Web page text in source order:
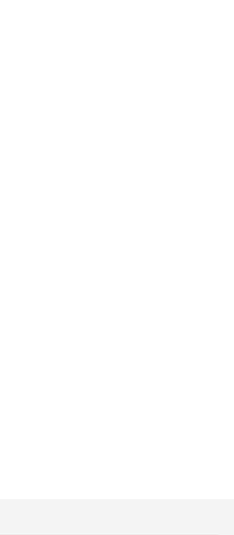
a validade desse tipo
especiais e as mais